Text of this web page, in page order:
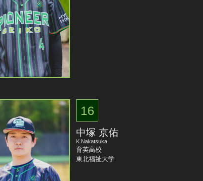
16
中塚 京佑
K.Nakatsuka
育英高校
東北福祉大学